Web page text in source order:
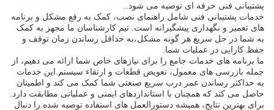
پشتیبانی فنی حرفه ای توصیه می شود..
خدمات پشتیبانی فنی شامل راهنمای نصب، کمک به رفع مشکل و برنامه
های تعمیر و نگهداری پیشگیرانه است. تیم کارشناسان ما مجهز به کمک
به شما در حل سریع هر گونه مشکل،به حداقل رساندن زمان توقف و
حفظ کارایی در عملیات شما.
ما برنامه های خدمات جامع را برای نیازهای خاص شما ارائه می دهیم، از
جمله بازرسی های معمول، تعویض قطعات و ارتقاء سیستم.این خدمات
به حداکثر رساندن عمر درب سریع صنعتی شما کمک می کند و اطمینان
حاصل می کند که همچنان با استانداردهای ایمنی و عملیاتی مطابقت دارد.
برای بهترین نتایج، همیشه دستورالعمل های استفاده توصیه شده را دنبال